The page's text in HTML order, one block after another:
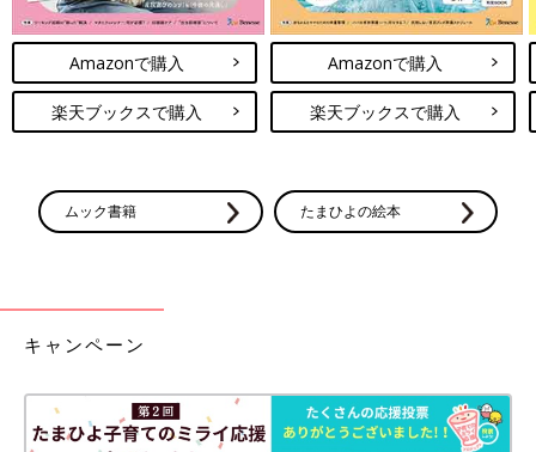
Amazonで購入
楽天ブックスで購入
Amazonで購入
楽天ブックスで購入
ムック書籍 たまひよの絵本
キャンペーン